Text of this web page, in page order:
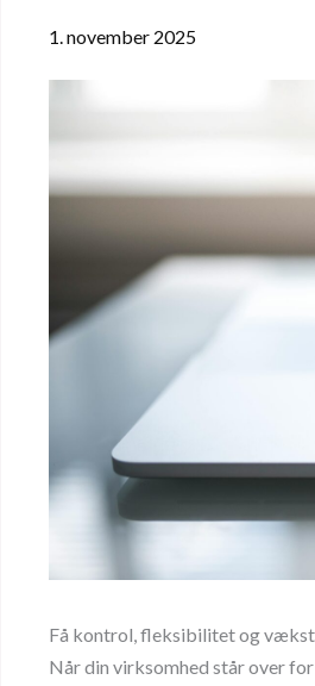
1. november 2025
Få kontrol, fleksibilitet og
Når din virksomhed står over